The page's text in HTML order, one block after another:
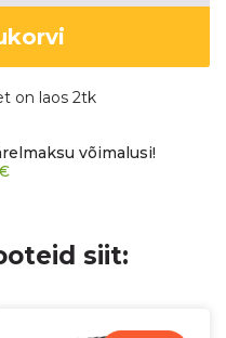
on laos 2tk
võimalusi!
siit: